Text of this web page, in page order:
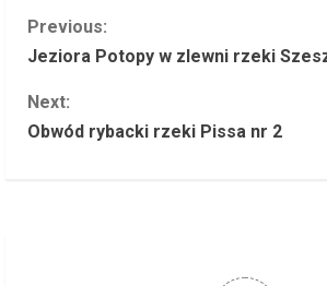
C
n
Previous:
Jeziora Potopy w zlewni rzeki
Next:
Obwód rybacki rzeki Pissa nr 2